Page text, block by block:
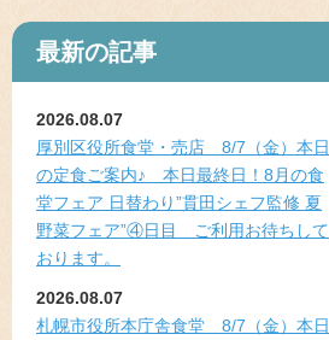
最新の記事
2026.08.07
厚別区役所食堂・売店 8/7（金）本日
の定食ご案内♪ 本日最終日！8月の食
堂フェア 日替わり”貫田シェフ監修 夏
野菜フェア”④日目 ご利用お待ちして
おります。
2026.08.07
札幌市役所本庁舎食堂 8/7（金）本日